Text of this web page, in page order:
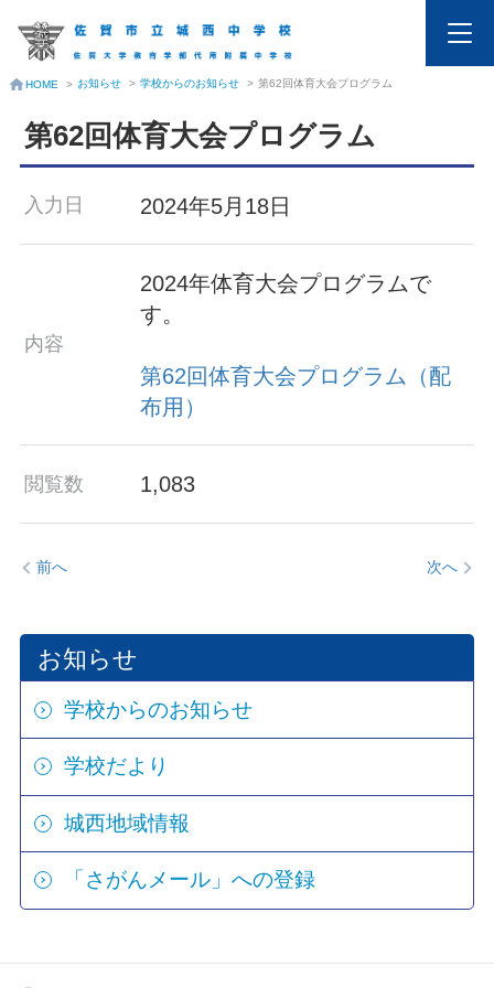
HOME > お知らせ > 学校からのお知らせ > 第62回体育大会プログラム
第62回体育大会プログラム
入力日 2024年5月18日
内容
2024年体育大会プログラムで
す。
第62回体育大会プログラム（配
布用）
閲覧数 1,083
前へ 次へ
お知らせ
学校からのお知らせ
学校だより
城西地域情報
「さがんメール」への登録